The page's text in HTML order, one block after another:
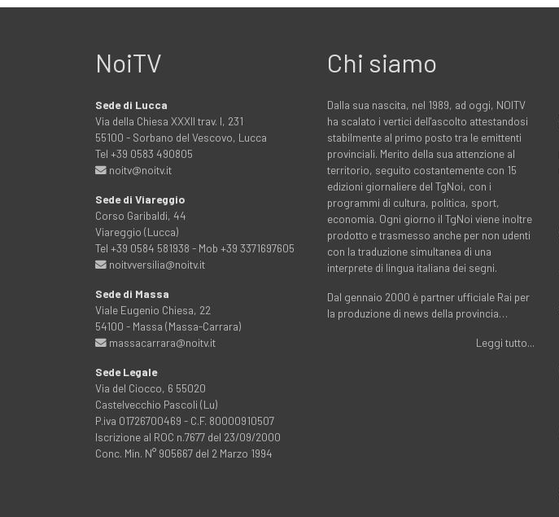
NoiTV
Sede di Lucca
Via della Chiesa XXXII trav. I, 231
55100 - Sorbano del Vescovo, Lucca
Tel +39 0583 490805
noitv@noitv.it
Sede di Viareggio
Corso Garibaldi, 44
Viareggio (Lucca)
Tel +39 0584 581938 - Mob +39 3371697605
noitvversilia@noitv.it
Sede di Massa
Viale Eugenio Chiesa, 22
54100 - Massa (Massa-Carrara)
massacarrara@noitv.it
Sede Legale
Via del Ciocco, 6 55020
Castelvecchio Pascoli (Lu)
P.iva 01726700469 - C.F. 80000910507
Iscrizione al ROC n.7677 del 23/09/2000
Conc. Min. N° 905667 del 2 Marzo 1994
Chi siamo
Dalla sua nascita, nel 1989, ad oggi, NOITV
ha scalato i vertici dell'ascolto attestandosi
stabilmente al primo posto tra le emittenti
provinciali. Merito della sua attenzione al
territorio, seguito costantemente con 15
edizioni giornaliere del TgNoi, con i
programmi di cultura, politica, sport,
economia. Ogni giorno il TgNoi viene inoltre
prodotto e trasmesso anche per non udenti
con la traduzione simultanea di una
interprete di lingua italiana dei segni.
Dal gennaio 2000 è partner ufficiale Rai per
la produzione di news della provincia…
Leggi tutto...